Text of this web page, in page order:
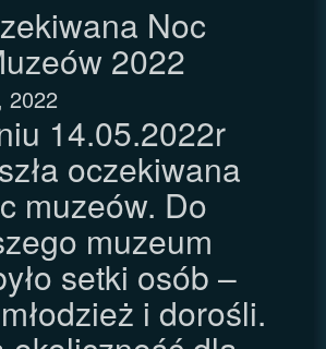
Noc
2022
2022
14.05.2022r
oczekiwana
muzeów. Do
muzeum
setki osób –
i dorośli.